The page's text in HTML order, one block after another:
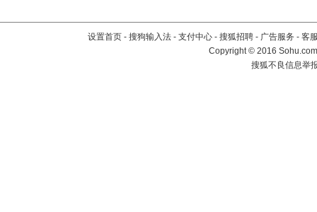
设置首页 - 搜狗输入法 - 支付中心 - 搜狐招聘 - 广告服务 - 客
Copyright©2016
搜狐不良信息举